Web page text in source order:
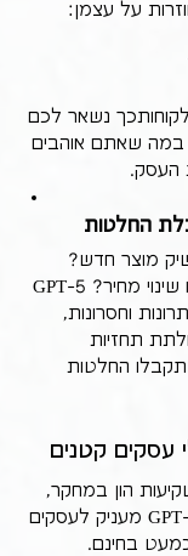
על עצמן:
נשאר לכם
במה שאתם אוהבים
העסק.
החלטות
מוצר חדש?
וחסרונות,
תחזיות
החלטות
עסקים קטנים
הון במחקר,
שיווק וניהול לקוחות – GPT-5 מעניק לעסקים
בחינם.